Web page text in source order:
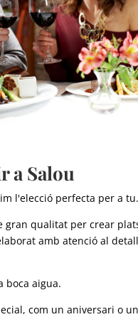
a Salou
l'elecció perfecta per a tu.
gran qualitat per crear
amb atenció al
boca aigua.
com un aniversari o